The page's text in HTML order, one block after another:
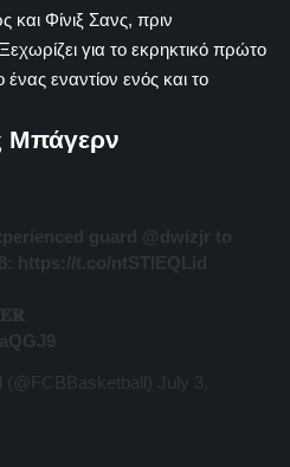
και Φίνιξ Σανς, πριν
για το εκρηκτικό πρώτο
εναντίον ενός και το
Μπάγερν